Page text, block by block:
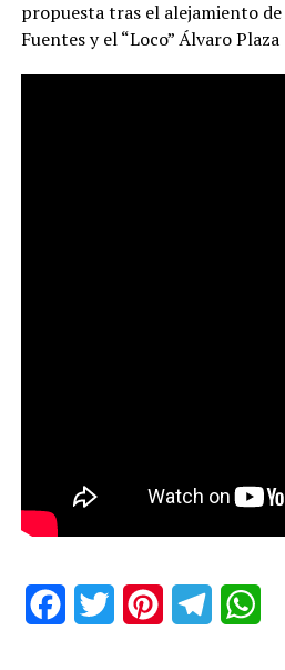
propuesta tras el alejamiento de
Fuentes y el “Loco” Álvaro Plaza
FacebookTwitter PinterestTelegram